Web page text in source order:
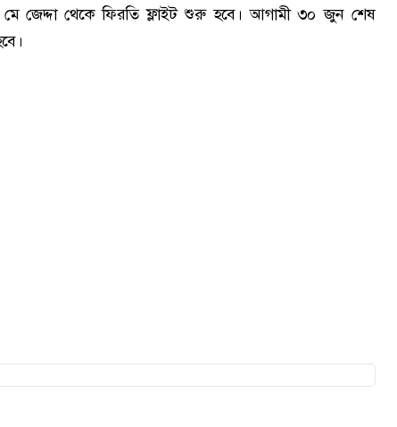
জেদ্দা থেকে ফিরতি ফ্লাইট শুরু হবে। আগামী ৩০ জুন শেষ